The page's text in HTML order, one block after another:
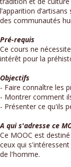
l’apparition
des communautés
Pré-requis
Ce cours ne
intérêt pour la
Objectifs
- Faire connaître les
- Montrer comment
- Présenter ce qu'ils
A qui s'adresse ce
Ce MOOC est
ceux qui
de l'homme.